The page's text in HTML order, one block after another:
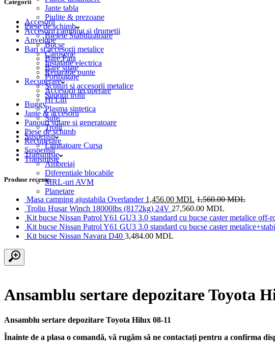
Jante tabla
Piulite & prezoane
Piese de schimb
Bielete Stabilizatoare
Bucse
Caroserie
Instalatie electrica
Reparatie punte
Recuperare
Accesorii recuperare
Hi Lift
Plasma sintetica
Sufe
Trolii
Suspensii
Limitatoare Cursa
Transmisie
Ambreiaj
Diferentiale blocabile
MRL-uri AVM
Planetare
Categorii
Accesorii
Accesorii camping si drumetii
Anvelope
Bari si accesorii metalice
Bare Fata
Bare spate
Portbagaje
Scuturi si accesorii metalice
Suporti trolii
Buggy
Jante & accesorii
Panouri solare si generatoare
Piese de schimb
Recuperare
Suspensii
Transmisie
Produse recente
Masa camping ajustabila Overlander 1,456.00 MDL 1,560.00MDL
Troliu Husar Winch 18000lbs (8172kg) 24V 27,560.00 MDL
Kit bucse Nissan Patrol Y61 GU3 3.0 standard cu bucse caster metalice off-
Kit bucse Nissan Patrol Y61 GU3 3.0 standard cu bucse caster
Kit bucse Nissan Navara D40 3,484.00 MDL
Ansamblu sertare depozitare Toyota
Ansamblu sertare depozitare Toyota Hilux 08-11
Înainte de a plasa o comandă, vă rugăm să ne contactați pentru a confirma